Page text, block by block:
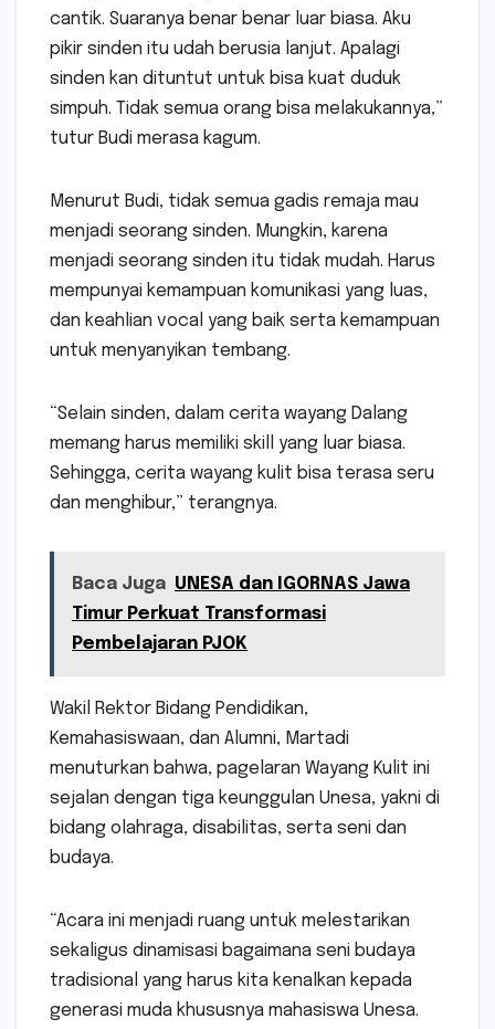
cantik. Suaranya benar benar luar biasa. Aku
pikir sinden itu udah berusia lanjut. Apalagi
sinden kan dituntut untuk bisa kuat duduk
simpuh. Tidak semua orang bisa melakukannya,”
tutur Budi merasa kagum.
Menurut Budi, tidak semua gadis remaja mau
menjadi seorang sinden. Mungkin, karena
menjadi seorang sinden itu tidak mudah. Harus
mempunyai kemampuan komunikasi yang luas,
dan keahlian vocal yang baik serta kemampuan
untuk menyanyikan tembang.
“Selain sinden, dalam cerita wayang Dalang
memang harus memiliki skill yang luar biasa.
Sehingga, cerita wayang kulit bisa terasa seru
dan menghibur,” terangnya.
Baca Juga UNESA dan IGORNAS Jawa
Timur Perkuat Transformasi
Pembelajaran PJOK
Wakil Rektor Bidang Pendidikan,
Kemahasiswaan, dan Alumni, Martadi
menuturkan bahwa, pagelaran Wayang Kulit ini
sejalan dengan tiga keunggulan Unesa, yakni di
bidang olahraga, disabilitas, serta seni dan
budaya.
“Acara ini menjadi ruang untuk melestarikan
sekaligus dinamisasi bagaimana seni budaya
tradisional yang harus kita kenalkan kepada
generasi muda khususnya mahasiswa Unesa.